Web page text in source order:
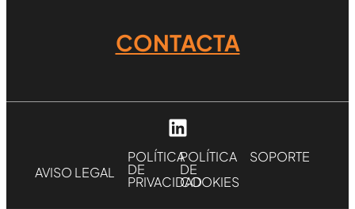
CONTACTA
AVISO LEGAL
POLÍTICA
DE
PRIVACIDAD
POLÍTICA
DE
COOKIES
SOPORTE